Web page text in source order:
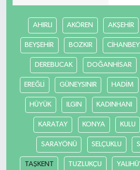
AHIRLI AKÖREN AKŞEHİR
BEYŞEHİR BOZKIR
DEREBUCAK DOĞANHİSAR
EREĞLİ GÜNEYSINIR HADİM
HÜYÜK ILGIN KADINHANI
KARATAY KONYA KULU
SARAYÖNÜ SELÇUKLU
TAŞKENT TUZLUKÇU